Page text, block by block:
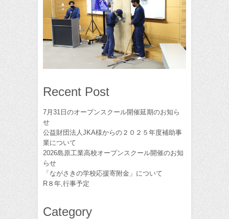
Recent Post
7月31日のオープンスクール開催延期のお知ら
せ
公益財団法人JKA様からの２０２５年度補助事
業について
2026島原工業高校オープンスクール開催のお知
らせ
「ながさきの学校応援寄附金」について
R８年,行事予定
Category